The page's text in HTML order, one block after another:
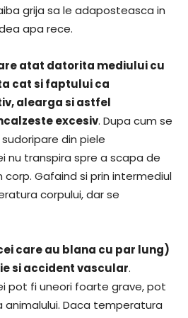
grija sa le adaposteasca in
apa rece.
atat datorita mediului cu
cat si faptului ca
alearga si astfel
excesiv. Dupa cum se
din piele
nu transpira spre a scapa de
corp. Gafaind si prin intermediul
corpului, dar se
care au blana cu par lung)
si accident vascular.
pot fi uneori foarte grave, pot
Daca temperatura